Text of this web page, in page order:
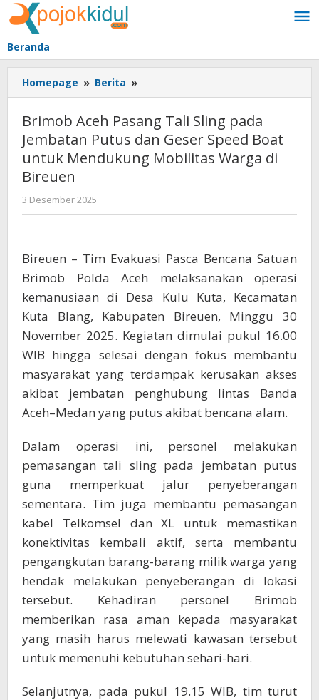
Lewati
ke
konten
Beranda
Homepage » Berita »
Aceh
Tali
Sling
pada
Jembatan
Geser
untuk
Mendukung
Mobilitas
Warga
di
Bireuen
Brimob Aceh Pasang Tali Sling pada
Jembatan Putus dan Geser Speed Boat
untuk Mendukung Mobilitas Warga di
Bireuen
3 Desember 2025
BangAdmin
Bireuen – Tim Evakuasi Pasca Bencana Satuan
Brimob Polda Aceh melaksanakan operasi
kemanusiaan di Desa Kulu Kuta, Kecamatan
Kuta Blang, Kabupaten Bireuen, Minggu 30
November 2025. Kegiatan dimulai pukul 16.00
WIB hingga selesai dengan fokus membantu
masyarakat yang terdampak kerusakan akses
akibat jembatan penghubung lintas Banda
Aceh–Medan yang putus akibat bencana alam.
Dalam operasi ini, personel melakukan
pemasangan tali sling pada jembatan putus
guna memperkuat jalur penyeberangan
sementara. Tim juga membantu pemasangan
kabel Telkomsel dan XL untuk memastikan
konektivitas kembali aktif, serta membantu
pengangkutan barang-barang milik warga yang
hendak melakukan penyeberangan di lokasi
tersebut. Kehadiran personel Brimob
memberikan rasa aman kepada masyarakat
yang masih harus melewati kawasan tersebut
untuk memenuhi kebutuhan sehari-hari.
Selanjutnya, pada pukul 19.15 WIB, tim turut